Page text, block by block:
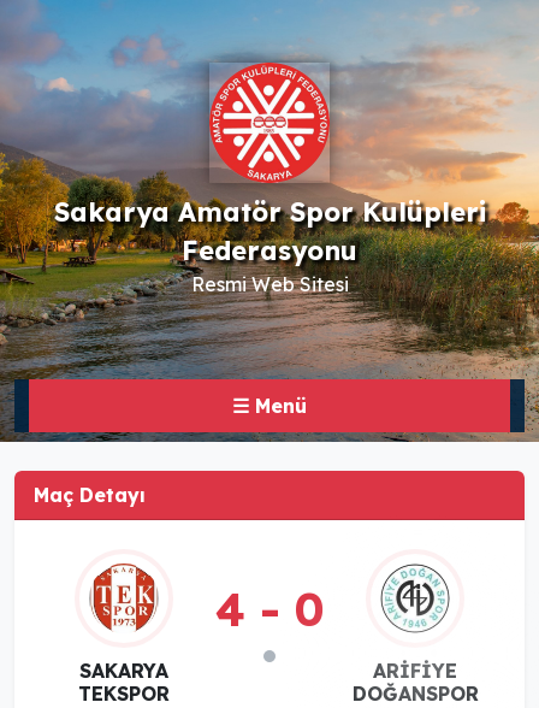
Sakarya Amatör Spor Kulüpleri
Federasyonu
Resmi Web Sitesi
☰ Menü
Maç Detayı
SAKARYA
TEKSPOR
4 - 0
ARİFİYE
DOĞANSPOR